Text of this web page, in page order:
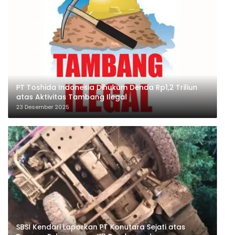
PT Toshida Indonesia Dihukum Denda Rp1,2 Triliun
atas Aktivitas Tambang Ilegal
23 Desember 2025
SBSI Kendari Laporkan PT Konutara Sejati atas